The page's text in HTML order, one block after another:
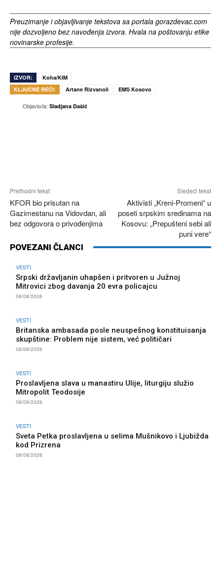
Preuzimanje i objavljivanje tekstova sa portala gorazdevac.com
nije dozvoljeno bez navođenja izvora. Hvala na poštovanju etike
novinarske profesije.
IZVOR:
Koha/KIM
KLJUČNE REČI:
Artane Rizvanoli EMS Kosovo
Objavio/la: Sladjana Dašić
Prethodni tekst
KFOR bio prisutan na
Gazimestanu na Vidovdan, ali
bez odgovora o privođenjima
Sledeći tekst
Aktivisti „Kreni-Promeni“ u
poseti srpskim sredinama na
Kosovu: „Prepušteni sebi ali
puni vere“
POVEZANI ČLANCI
VESTI
Srpski državljanin uhapšen i pritvoren u Južnoj
Mitrovici zbog davanja 20 evra policajcu
08/08/2026
VESTI
Britanska ambasada posle neuspešnog konstituisanja
skupštine: Problem nije sistem, već političari
08/08/2026
VESTI
Proslavljena slava u manastiru Ulije, liturgiju služio
Mitropolit Teodosije
08/08/2026
VESTI
Sveta Petka proslavljena u selima Mušnikovo i Ljubižda
kod Prizrena
08/08/2026